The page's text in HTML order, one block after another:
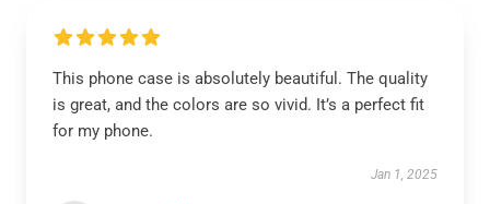
This phone case is absolutely beautiful. The quality
is great, and the colors are so vivid. It’s a perfect fit
for my phone.
Jan 1, 2025